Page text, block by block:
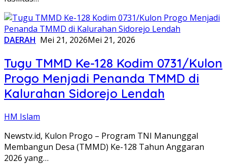
DAERAH Mei 21, 2026Mei 21, 2026
Tugu TMMD Ke-128 Kodim 0731/Kulon
Progo Menjadi Penanda TMMD di
Kalurahan Sidorejo Lendah
HM Islam
Newstv.id, Kulon Progo – Program TNI Manunggal
Membangun Desa (TMMD) Ke-128 Tahun Anggaran
2026 yang…